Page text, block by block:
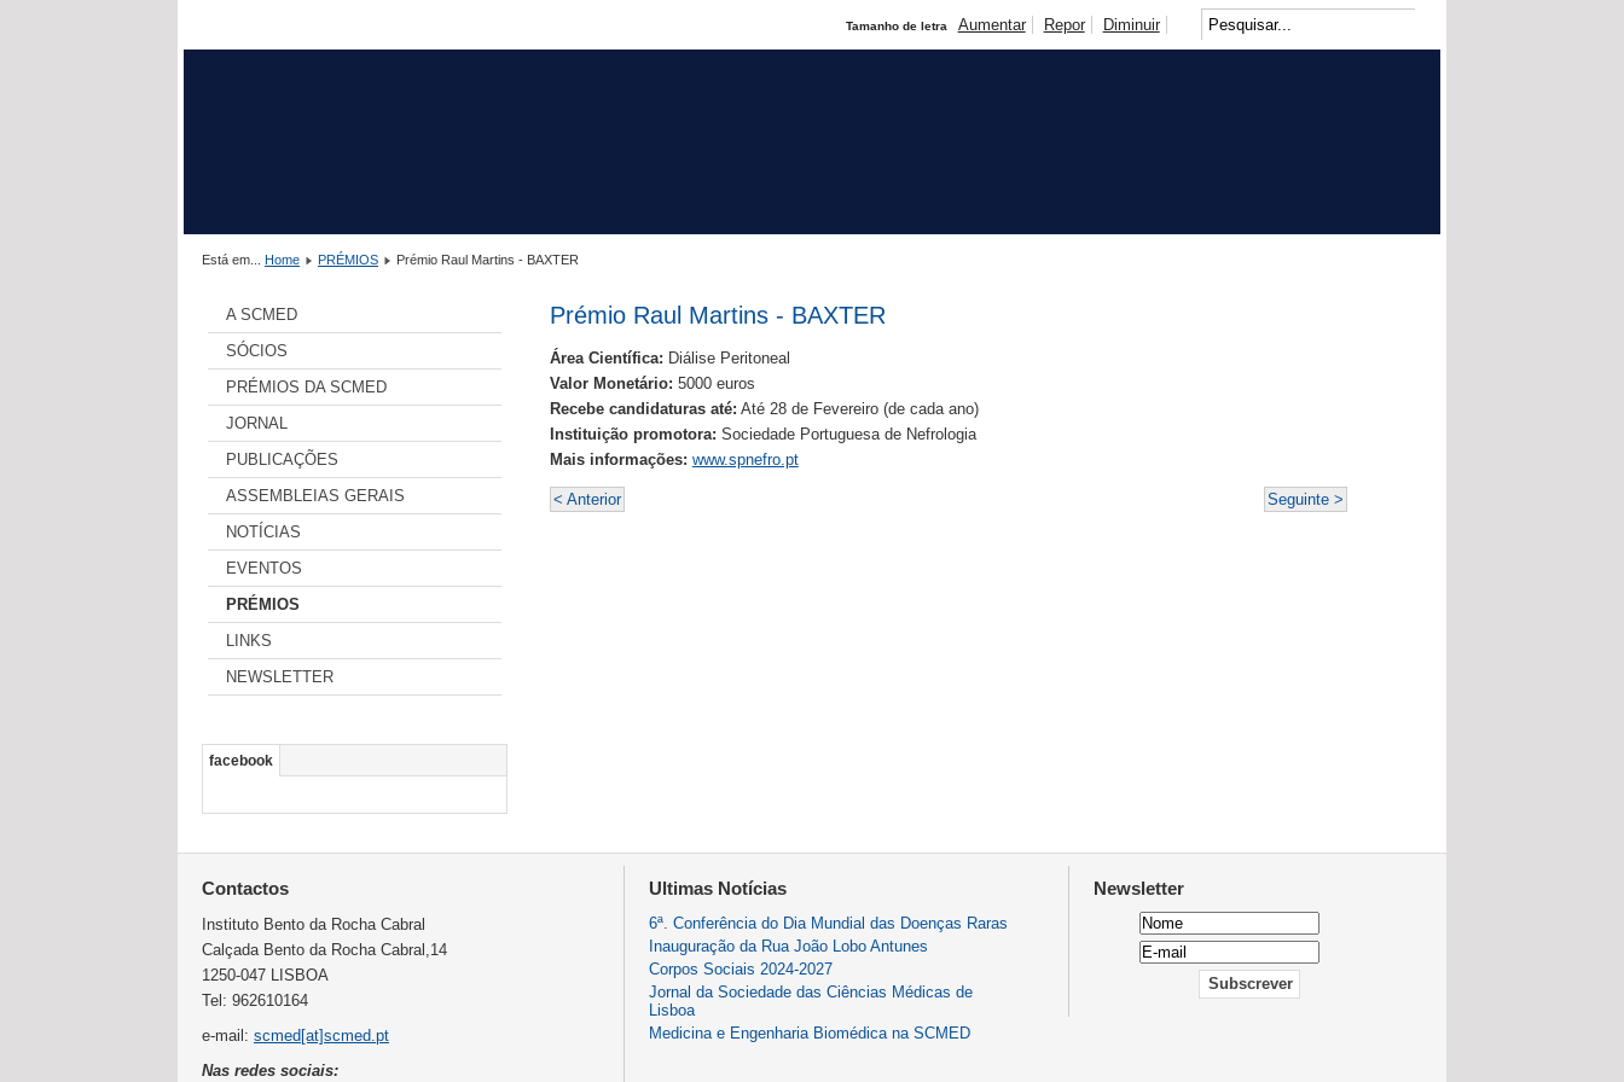
Tamanho de letra Aumentar Repor Diminuir
Está em... Home PRÉMIOS Prémio Raul Martins - BAXTER
A SCMED
SÓCIOS
PRÉMIOS DA SCMED
JORNAL
PUBLICAÇÕES
ASSEMBLEIAS GERAIS
NOTÍCIAS
EVENTOS
PRÉMIOS
LINKS
NEWSLETTER
facebook
Prémio Raul Martins - BAXTER
Área Científica: Diálise Peritoneal
Valor Monetário: 5000 euros
Recebe candidaturas até: Até 28 de Fevereiro (de cada ano)
Instituição promotora: Sociedade Portuguesa de Nefrologia
Mais informações: www.spnefro.pt
< Anterior Seguinte >
Contactos
Instituto Bento da Rocha Cabral
Calçada Bento da Rocha Cabral,14
1250-047 LISBOA
Tel: 962610164
e-mail: scmed[at]scmed.pt
Nas redes sociais:
Ultimas Notícias
6ª. Conferência do Dia Mundial das Doenças Raras
Inauguração da Rua João Lobo Antunes
Corpos Sociais 2024-2027
Jornal da Sociedade das Ciências Médicas de
Lisboa
Medicina e Engenharia Biomédica na SCMED
Newsletter